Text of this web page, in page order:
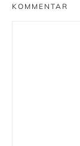
KOMMENTAR